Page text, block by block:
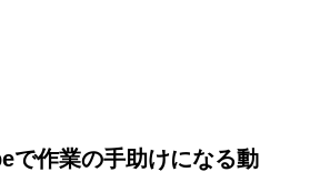
で作業の手助けになる動